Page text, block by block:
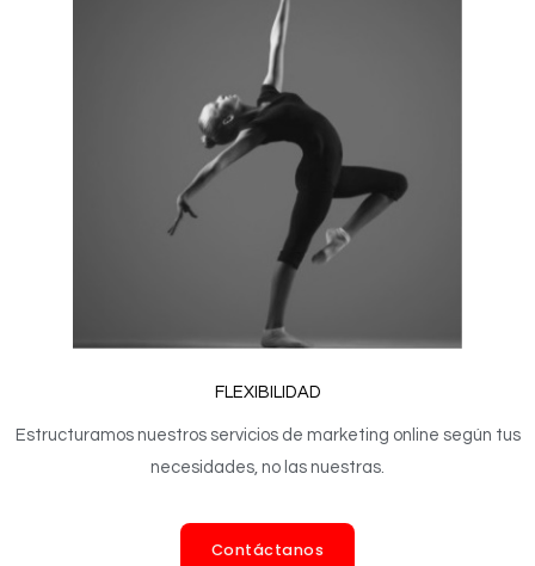
FLEXIBILIDAD
Estructuramos nuestros servicios de marketing online según tus
necesidades, no las nuestras.
Contáctanos